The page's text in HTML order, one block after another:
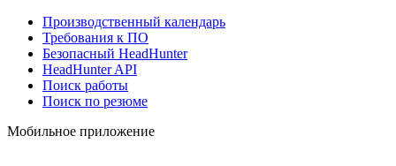
Производственный календарь
Требования к ПО
Безопасный HeadHunter
HeadHunter API
Поиск работы
Поиск по резюме
Мобильное приложение